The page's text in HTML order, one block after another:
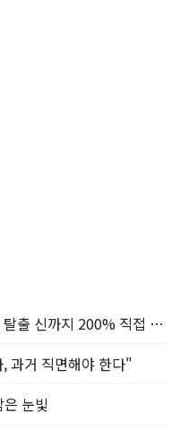
'액션 가이' 재탄생 이동욱, 상탈 탈출 신까지 200% 직접 소화
과거 직면해야 한다"
눈빛